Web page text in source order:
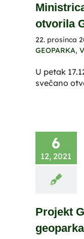
otvorila
22. prosinca
GEOPARKA,
U petak
svečano
6
12, 2021
Projekt